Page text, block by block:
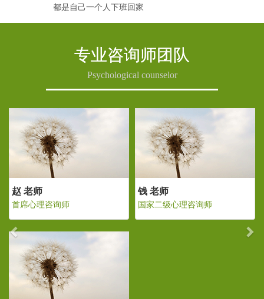
都是自己一个人下班回家
专业咨询师团队
Psychological counselor
级心理咨询师 首席心理咨询师
Previous